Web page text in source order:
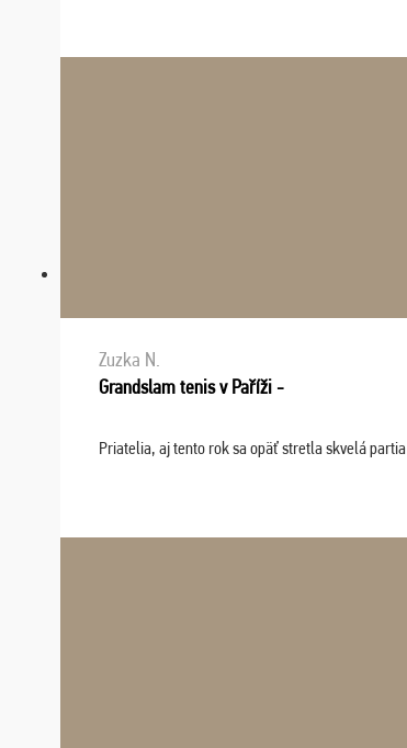
Zuzka N.
Grandslam tenis v Paříži -
Priatelia, aj tento rok sa opäť stretla skvelá